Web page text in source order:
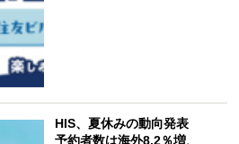
HIS、夏休みの動向発表
予約者数は海外8.2％増、